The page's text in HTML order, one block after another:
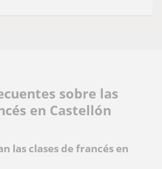
sobre las
en Castellón
las clases de francés en